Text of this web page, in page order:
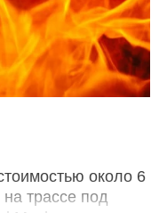
около 6
трассе под